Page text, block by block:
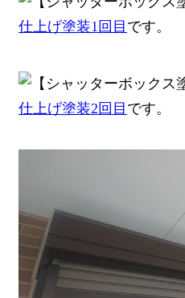
仕上げ塗装1回目 です。
仕上げ塗装2回目 です。